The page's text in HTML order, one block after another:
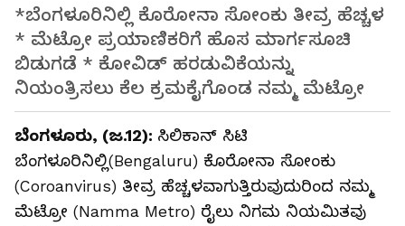
*ಬೆಂಗಳೂರಿನಿಲ್ಲಿ ಕೊರೋನಾ ಸೋಂಕು ತೀವ್ರ ಹೆಚ್ಚಳ
* ಮೆಟ್ರೋ ಪ್ರಯಾಣಿಕರಿಗೆ ಹೊಸ ಮಾರ್ಗಸೂಚಿ
ಬಿಡುಗಡೆ * ಕೋವಿಡ್ ಹರಡುವಿಕೆಯನ್ನು
ನಿಯಂತ್ರಿಸಲು ಕೆಲ ಕ್ರಮಕೈಗೊಂಡ ನಮ್ಮ ಮೆಟ್ರೋ
ಬೆಂಗಳೂರು, (ಜ.12): ಸಿಲಿಕಾನ್ ಸಿಟಿ
ಬೆಂಗಳೂರಿನಿಲ್ಲಿ(Bengaluru) ಕೊರೋನಾ ಸೋಂಕು
(Coroanvirus) ತೀವ್ರ ಹೆಚ್ಚಳವಾಗುತ್ತಿರುವುದುರಿಂದ ನಮ್ಮ
ಮೆಟ್ರೋ (Namma Metro) ರೈಲು ನಿಗಮ ನಿಯಮಿತವು